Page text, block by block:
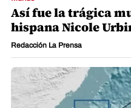
Así fue la trágica
hispana Nicole
Redacción La Prensa